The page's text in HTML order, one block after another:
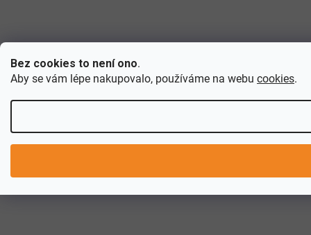
Bez cookies to není ono.
Aby se vám lépe nakupovalo, používáme na webu cookies.